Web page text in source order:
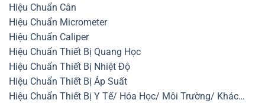
Hiệu Chuẩn Cân
Hiệu Chuẩn Micrometer
Hiệu Chuẩn Caliper
Hiệu Chuẩn Thiết Bị Quang Học
Hiệu Chuẩn Thiết Bị Nhiệt Độ
Hiệu Chuẩn Thiết Bị Áp Suất
Hiệu Chuẩn Thiết Bị Y Tế/ Hóa Học/ Môi Trường/ Khác…